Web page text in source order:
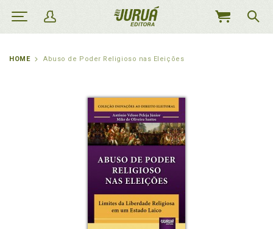
MEU
HOME Abuso de Poder Religioso nas Eleições